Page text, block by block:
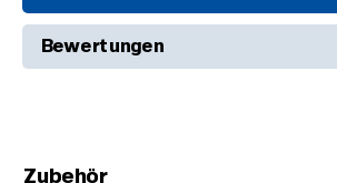
Bewertungen
Produktgalerie überspringen
Zubehör